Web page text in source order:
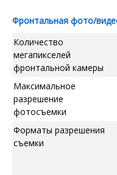
Фронтальная фото/
Количество
мегапикселей
фронтальной камеры
Максимальное
разрешение
фотосъемки
Форматы разрешения
съемки